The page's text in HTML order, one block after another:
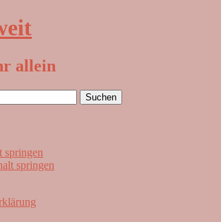
allein
springen
springen